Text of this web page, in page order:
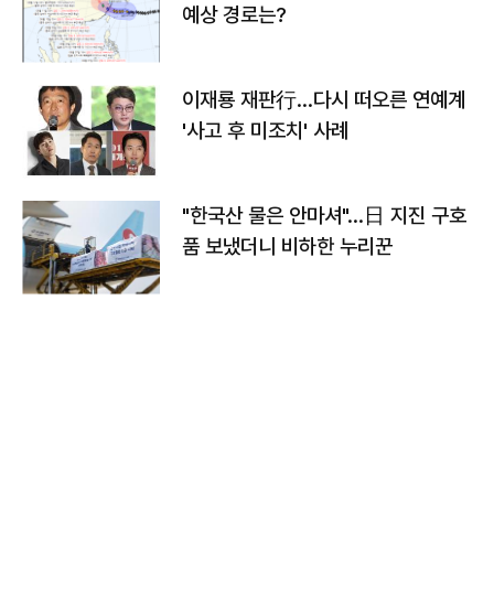
예상 경로는?
이재룡 재판行…다시 떠오른 연예계
'사고 후 미조치' 사례
"한국산 물은 안마셔"…日 지진 구호
품 보냈더니 비하한 누리꾼